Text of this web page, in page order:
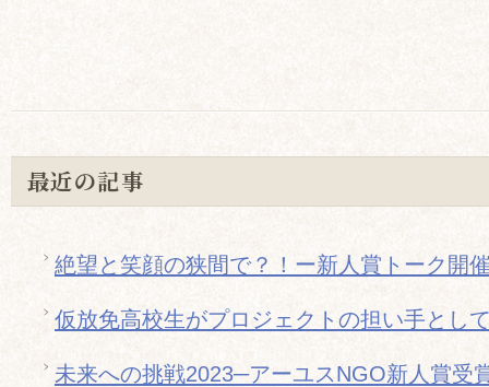
最近の記事
絶望と笑顔の狭間で？！ー新人賞トーク開
仮放免高校生がプロジェクトの担い手とし
未来への挑戦2023─アーユスNGO新人賞受